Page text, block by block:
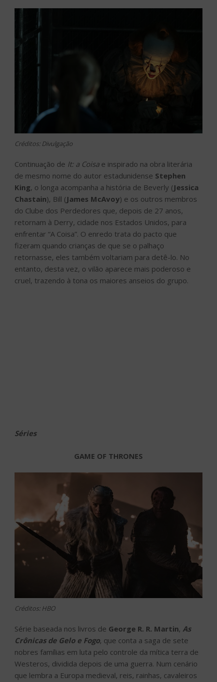
Créditos: Divulgação
Continuação de It: a Coisae inspirado na obra literária
de mesmo nome do autor estadunidense Stephen
King, o longa acompanha a história de Beverly (Jessica
Chastain), Bill (James McAvoy) e os outros membros
do Clube dos Perdedores que, depois de 27 anos,
retornam à Derry, cidade nos Estados Unidos, para
enfrentar “A Coisa”. O enredo trata do pacto que
fizeram quando crianças de que se o palhaço
retornasse, eles também voltariam para detê-lo. No
entanto, desta vez, o vilão aparece mais poderoso e
cruel, trazendo à tona os maiores anseios do grupo.
Séries
GAME OF THRONES
Créditos: HBO
Série baseada nos livros de George R. R. Martin, As
Crônicas de Gelo e Fogo, que conta a saga de sete
nobres famílias em luta pelo controle da mítica terra de
Westeros, dividida depois de uma guerra. Num cenário
que lembra a Europa medieval, reis, rainhas, cavaleiros